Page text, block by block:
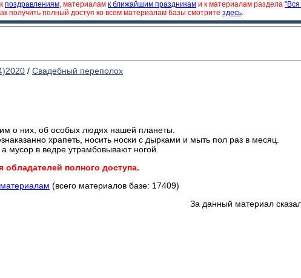
поздравлениям, материалам к ближайшим праздникам и к материалам раздела
получить полный доступ ко всем материалам базы смотрите здесь.
/ Свадебный переполох
о них, об особых людях нашей планеты.
храпеть, носить носки с дырками и мыть пол раз в месяц.
мусор в ведре утрамбовывают ногой.
обладателей полного доступа.
(всего материалов базе: 17409)
За данный материал